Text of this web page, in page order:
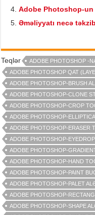
Adobe Photoshop-un
Əməliyyatı necə
Teqlər
ADOBE PHOTOSHOP -
ADOBE PHOTOSHOP QAT
ADOBE PHOTOSHOP-BRUSH
ADOBE PHOTOSHOP-CLONE
ADOBE PHOTOSHOP-CROP
ADOBE PHOTOSHOP-
ADOBE PHOTOSHOP-ERASER
ADOBE PHOTOSHOP-
ADOBE PHOTOSHOP-
ADOBE PHOTOSHOP-HAND
ADOBE PHOTOSHOP-PAINT
ADOBE PHOTOSHOP-PALET
ADOBE PHOTOSHOP-
ADOBE PHOTOSHOP-SHAPE